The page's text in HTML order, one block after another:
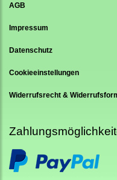
AGB
Impressum
Datenschutz
Cookieeinstellungen
Widerrufsrecht &